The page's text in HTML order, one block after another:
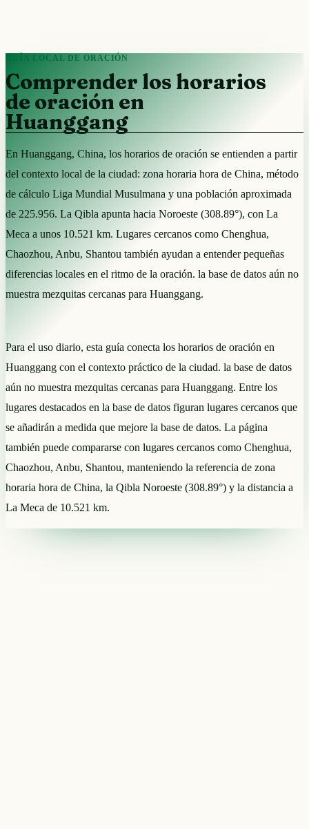
GUÍA LOCAL DE ORACIÓN
Comprender los horarios
de oración en
Huanggang
En Huanggang, China, los horarios de oración se entienden a partir
del contexto local de la ciudad: zona horaria hora de China, método
de cálculo Liga Mundial Musulmana y una población aproximada
de 225.956. La Qibla apunta hacia Noroeste (308.89°), con La
Meca a unos 10.521 km. Lugares cercanos como Chenghua,
Chaozhou, Anbu, Shantou también ayudan a entender pequeñas
diferencias locales en el ritmo de la oración. la base de datos aún no
muestra mezquitas cercanas para Huanggang.
Para el uso diario, esta guía conecta los horarios de oración en
Huanggang con el contexto práctico de la ciudad. la base de datos
aún no muestra mezquitas cercanas para Huanggang. Entre los
lugares destacados en la base de datos figuran lugares cercanos que
se añadirán a medida que mejore la base de datos. La página
también puede compararse con lugares cercanos como Chenghua,
Chaozhou, Anbu, Shantou, manteniendo la referencia de zona
horaria hora de China, la Qibla Noroeste (308.89°) y la distancia a
La Meca de 10.521 km.